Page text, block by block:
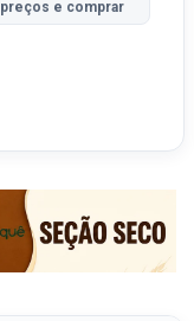
preços e comprar